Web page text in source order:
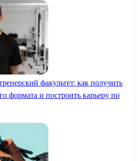
факультет: как получить
формата и построить карьеру по